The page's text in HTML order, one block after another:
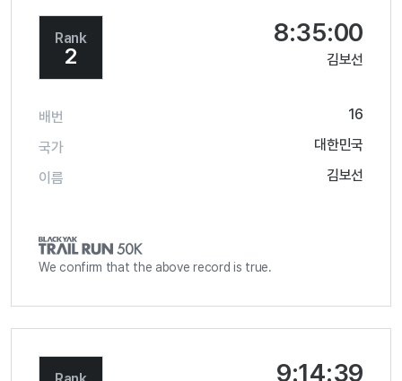
Rank
2
8:35:00
김보선
배번
16
국가
대한민국
이름
김보선
We confirm that the above record is true.
9:14:39